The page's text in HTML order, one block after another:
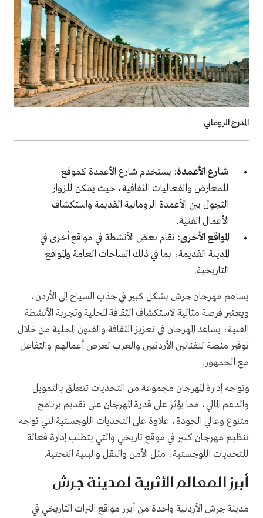
المدرج الروماني
شارع الأعمدة: يستخدم شارع الأعمدة كموقع
للمعارض والفعاليات الثقافية، حيث يمكن للزوار
التجول بين الأعمدة الرومانية القديمة واستكشاف
الأعمال الفنية.
المواقع الأخرى: تقام بعض الأنشطة في مواقع أخرى في
المدينة القديمة، بما في ذلك الساحات العامة والمواقع
التاريخية.
يساهم مهرجان جرش بشكل كبير في جذب السياح إلى الأردن،
ويعتبر فرصة مثالية لاستكشاف الثقافة المحلية وتجربة الأنشطة
الفنية، يساعد المهرجان في تعزيز الثقافة والفنون المحلية من خلال
توفير منصة للفنانين الأردنيين والعرب لعرض أعمالهم والتفاعل
مع الجمهور.
وتواجه إدارة المهرجان مجموعة من التحديات تتعلق بالتمويل
والدعم المالي، مما يؤثر على قدرة المهرجان على تقديم برنامج
متنوع وعالي الجودة، علاوة على التحديات اللوجستيةالتي تواجه
تنظيم مهرجان كبير في موقع تاريخي والتي يتطلب إدارة فعالة
للتحديات اللوجستية، مثل الأمن والنقل والبنية التحتية.
أبرز المعالم الأثرية لمدينة جرش
مدينة جرش الأردنية واحدة من أبرز مواقع التراث التاريخي في